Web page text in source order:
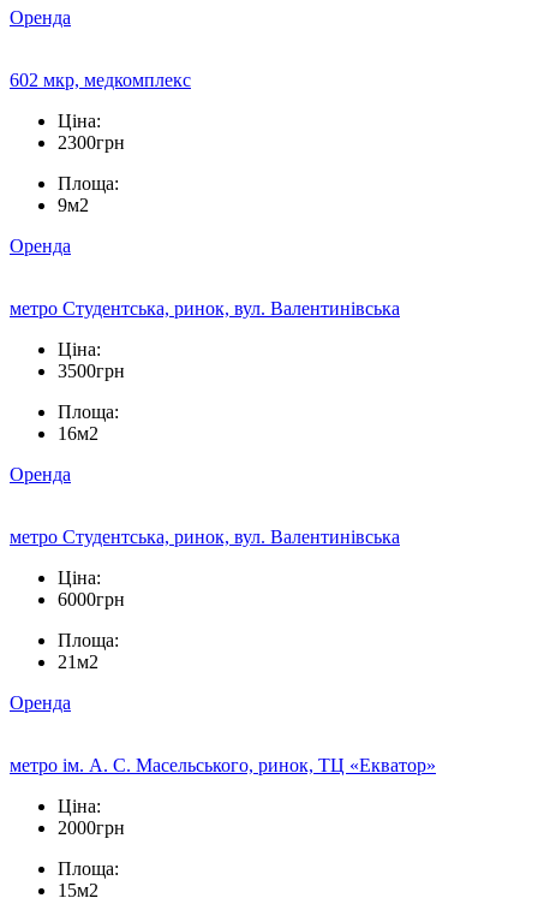
Оренда
602 мкр, медкомплекс
Ціна:
2300грн
Площа:
9м2
Оренда
метро Студентська, ринок, вул. Валентинівська
Ціна:
3500грн
Площа:
16м2
Оренда
метро Студентська, ринок, вул. Валентинівська
Ціна:
6000грн
Площа:
21м2
Оренда
метро ім. А. С. Масельського, ринок, ТЦ «Екватор»
Ціна:
2000грн
Площа:
15м2